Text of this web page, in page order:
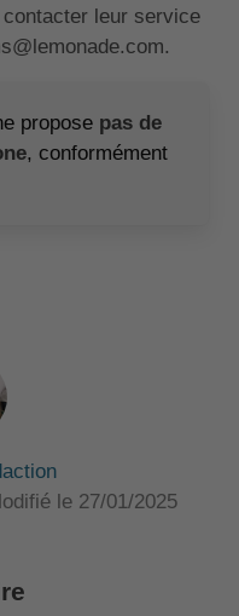
leur service
propose pas de
, conformément
le 27/01/2025